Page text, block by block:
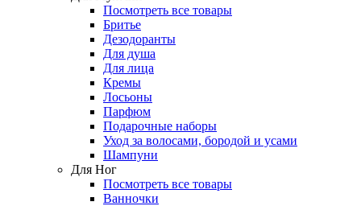
Посмотреть все товары
Бритье
Дезодоранты
Для душа
Для лица
Кремы
Лосьоны
Парфюм
Подарочные наборы
Уход за волосами, бородой и усами
Шампуни
Для Ног
Посмотреть все товары
Ванночки